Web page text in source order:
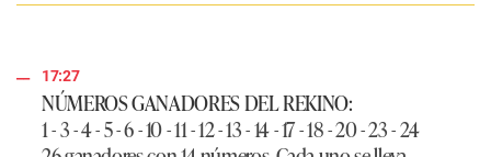
17:27
NÚMEROS GANADORES DEL REKINO:
1 - 3 - 4 - 5 - 6 - 10 - 11 - 12 - 13 - 14 - 17 - 18 - 20 - 23 - 24